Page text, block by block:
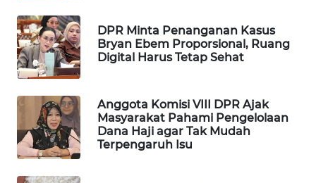
DPR Minta Penanganan Kasus
Bryan Ebem Proporsional, Ruang
Digital Harus Tetap Sehat
Anggota Komisi VIII DPR Ajak
Masyarakat Pahami Pengelolaan
Dana Haji agar Tak Mudah
Terpengaruh Isu
WAHANANEWS
NET
WAHANA
WAHANA
UMKM
WAHANA